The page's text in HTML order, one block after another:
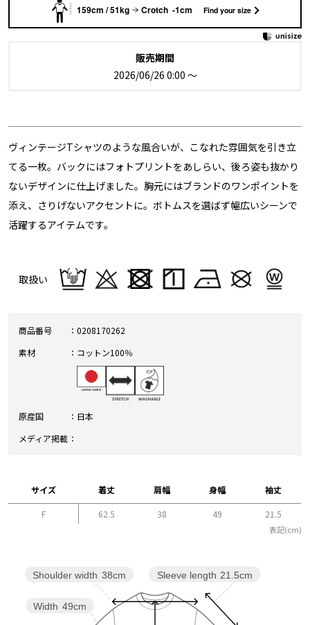
159cm / 51kg Crotch -1cm Find your size
販売期間
2026/06/26 0:00 〜
ヴィンテージTシャツのような風合いが、こなれた雰囲気を引き立
てる一枚。バックにはフォトプリントをあしらい、後ろ姿も抜かり
ないデザインに仕上げました。胸元にはブランドのワンポイントを
添え、さりげないアクセントに。ボトムスを選ばず幅広いシーンで
活躍するアイテムです。
取扱い
商品番号
0208170262
素材
コットン100％
原産国
日本
メディア掲載
サイズ 着丈 肩幅 身幅 袖丈
F 62.5 38 49 21.5
表記(cm)
Sleeve length 21.5cm
Width 49cm
Shoulder width 38cm